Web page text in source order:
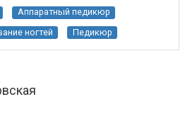
Аппаратный педикюр
ногтей Педикюр